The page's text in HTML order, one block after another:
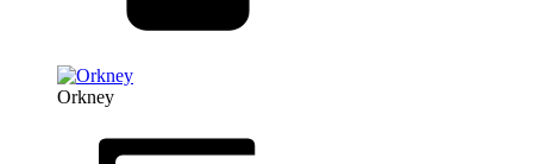
Orkney